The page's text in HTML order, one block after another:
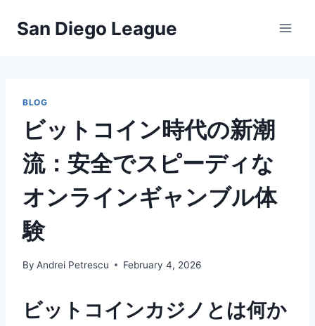
San Diego League
BLOG
ビットコイン時代の新潮
流：安全でスピーディな
オンラインギャンブル体
験
By Andrei Petrescu February 4, 2026
ビットコインカジノとは何か